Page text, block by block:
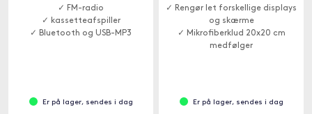
✓ FM-radio
✓ kassetteafspiller
✓ Bluetooth og USB-MP3
Er på lager, sendes i dag
✓ Rengør let forskellige displays
og skærme
✓ Mikrofiberklud 20x20 cm
medfølger
Er på lager, sendes i dag